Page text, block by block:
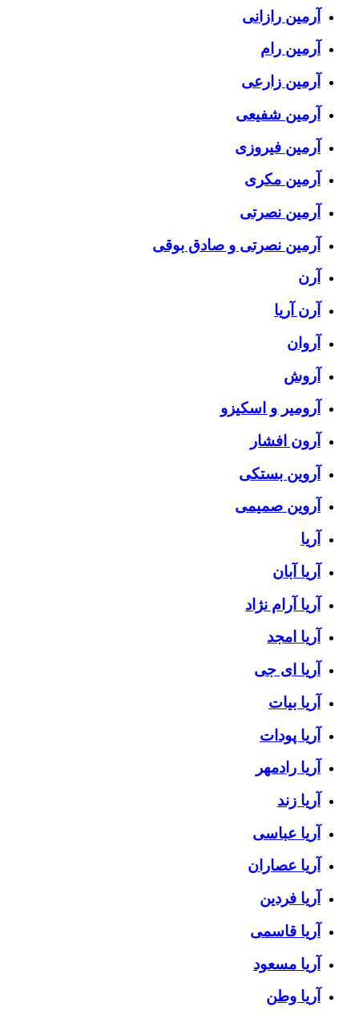
آرمین رازانی
آرمین رام
آرمین زارعی
آرمین شفیعی
آرمین فیروزی
آرمین مکری
آرمین نصرتی
آرمین نصرتی و صادق بوقی
آرن
آرن آریا
آروان
آروش
آرومیر و اسکیزو
آرون افشار
آروین بستکی
آروین صمیمی
آریا
آریا آبان
آریا آرام نژاد
آریا امجد
آریا ای جی
آریا بیات
آریا پودات
آریا رادمهر
آریا زند
آریا عباسی
آریا عصاران
آریا فردین
آریا قاسمی
آریا مسعود
آریا وطن